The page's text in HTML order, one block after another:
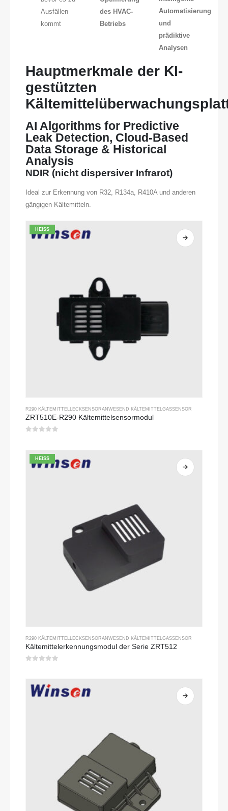
Ausfällen
kommt
des HVAC-
Betriebs
Automatisierung
und
prädiktive
Analysen
Hauptmerkmale der KI-
gestützten
AI Algorithms for Predictive
Leak Detection, Cloud-Based
Data Storage & Historical
Analysis
NDIR (nicht dispersiver Infrarot)
Ideal zur Erkennung von R32, R134a, R410A und anderen
gängigen Kältemitteln.
HEISS
R290 KÄLTEMITTELLECKSENSORANWESEND KÄLTEMITTELGASSENSOR
ZRT510E-R290 Kältemittelsensormodul
HEISS
R290 KÄLTEMITTELLECKSENSORANWESEND KÄLTEMITTELGASSENSOR
Kältemittelerkennungsmodul der Serie ZRT512